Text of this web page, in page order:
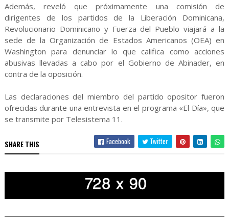
Además, reveló que próximamente una comisión de
dirigentes de los partidos de la Liberación Dominicana,
Revolucionario Dominicano y Fuerza del Pueblo viajará a la
sede de la Organización de Estados Americanos (OEA) en
Washington para denunciar lo que califica como acciones
abusivas llevadas a cabo por el Gobierno de Abinader, en
contra de la oposición.
Las declaraciones del miembro del partido opositor fueron
ofrecidas durante una entrevista en el programa «El Día», que
se transmite por Telesistema 11.
SHARE THIS Facebook Twitter